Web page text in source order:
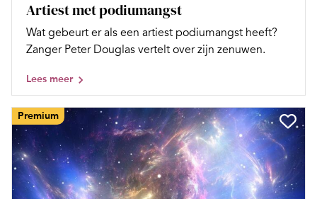
Artiest met podiumangst
Wat gebeurt er als een artiest podiumangst heeft?
Zanger Peter Douglas vertelt over zijn zenuwen.
Lees meer
Premium